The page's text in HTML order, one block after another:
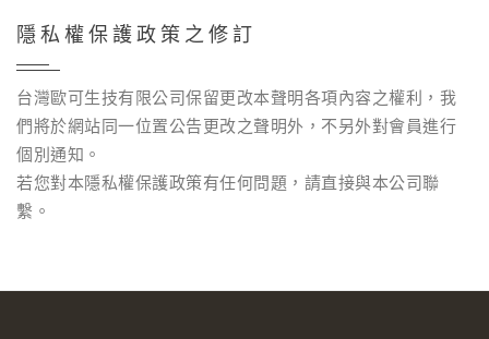
隱私權保護政策之修訂
台灣歐可生技有限公司保留更改本聲明各項內容之權利，我
們將於網站同一位置公告更改之聲明外，不另外對會員進行
個別通知。
若您對本隱私權保護政策有任何問題，請直接與本公司聯
繫。